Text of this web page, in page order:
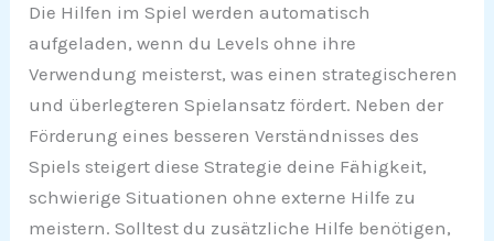
Die Hilfen im Spiel werden automatisch
aufgeladen, wenn du Levels ohne ihre
Verwendung meisterst, was einen strategischeren
und überlegteren Spielansatz fördert. Neben der
Förderung eines besseren Verständnisses des
Spiels steigert diese Strategie deine Fähigkeit,
schwierige Situationen ohne externe Hilfe zu
meistern. Solltest du zusätzliche Hilfe benötigen,